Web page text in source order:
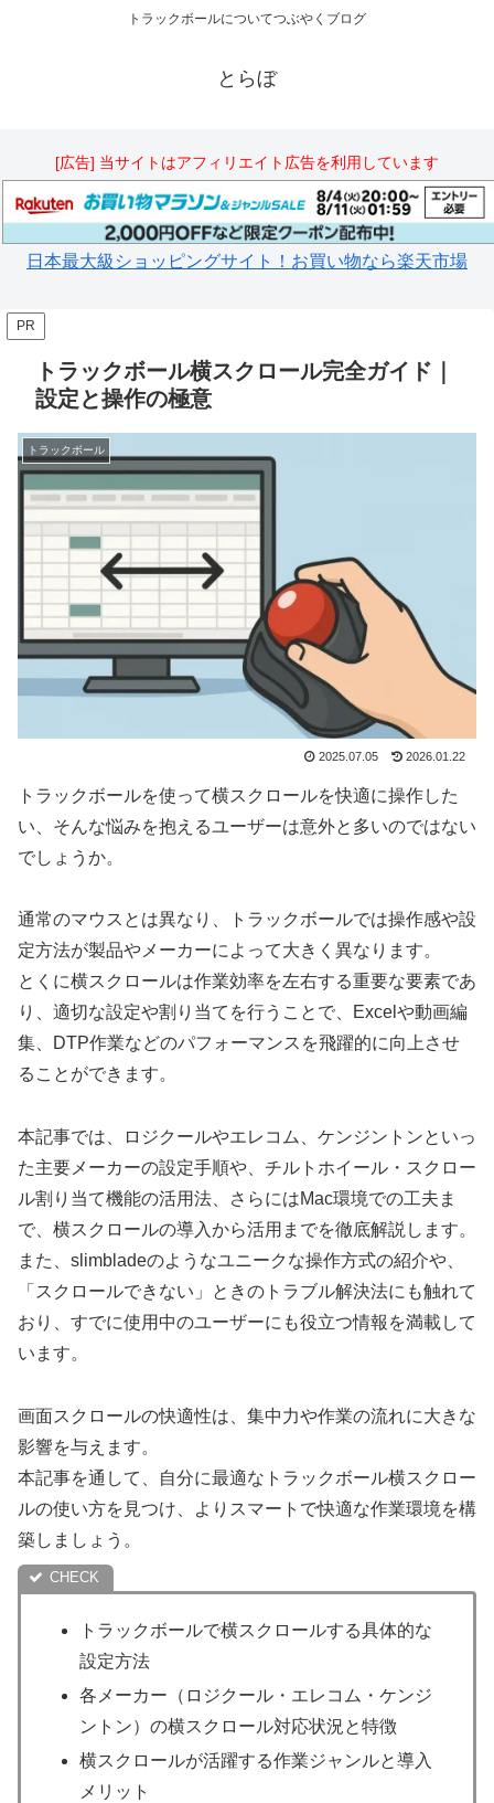
トラックボールについてつぶやくブログ
とらぼ
[広告] 当サイトはアフィリエイト広告を利用しています
日本最大級ショッピングサイト！お買い物なら楽天市場
PR
トラックボール横スクロール完全ガイド｜
設定と操作の極意
トラックボール
2025.07.05 2026.01.22
トラックボールを使って横スクロールを快適に操作した
い、そんな悩みを抱えるユーザーは意外と多いのではない
でしょうか。
通常のマウスとは異なり、トラックボールでは操作感や設
定方法が製品やメーカーによって大きく異なります。
とくに横スクロールは作業効率を左右する重要な要素であ
り、適切な設定や割り当てを行うことで、Excelや動画編
集、DTP作業などのパフォーマンスを飛躍的に向上させ
ることができます。
本記事では、ロジクールやエレコム、ケンジントンといっ
た主要メーカーの設定手順や、チルトホイール・スクロー
ル割り当て機能の活用法、さらにはMac環境での工夫ま
で、横スクロールの導入から活用までを徹底解説します。
また、slimbladeのようなユニークな操作方式の紹介や、
「スクロールできない」ときのトラブル解決法にも触れて
おり、すでに使用中のユーザーにも役立つ情報を満載して
います。
画面スクロールの快適性は、集中力や作業の流れに大きな
影響を与えます。
本記事を通して、自分に最適なトラックボール横スクロー
ルの使い方を見つけ、よりスマートで快適な作業環境を構
築しましょう。
トラックボールで横スクロールする具体的な
設定方法
各メーカー（ロジクール・エレコム・ケンジ
ントン）の横スクロール対応状況と特徴
横スクロールが活躍する作業ジャンルと導入
メリット